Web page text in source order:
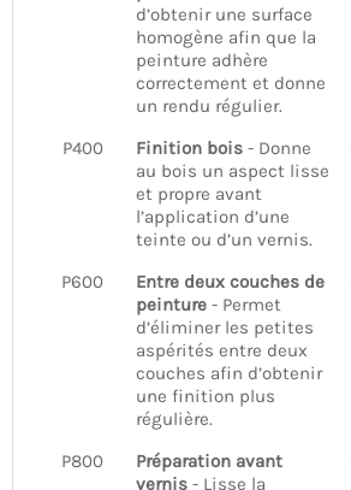
d’obtenir une surface
homogène afin que la
peinture adhère
correctement et donne
un rendu régulier.
P400 Finition bois- Donne
au bois un aspect lisse
et propre avant
l’application d’une
teinte ou d’un vernis.
P600
Entre deux couches de
peinture- Permet
d’éliminer les petites
aspérités entre deux
couches afin d’obtenir
une finition plus
régulière.
P800
Préparation avant
vernis- Lisse la